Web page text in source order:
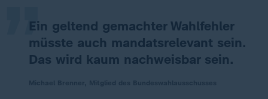
Ein geltend gemachter Wahlfehler
müsste auch mandatsrelevant sein.
Das wird kaum nachweisbar sein.